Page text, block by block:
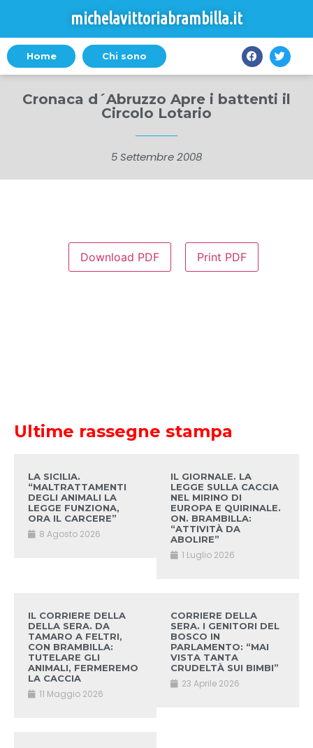
michelavittoriabrambilla.it
Home Chi sono
Cronaca d´Abruzzo Apre i battenti il
Circolo Lotario
5 Settembre 2008
Download PDF Print PDF
Ultime rassegne stampa
LA SICILIA.
“MALTRATTAMENTI
DEGLI ANIMALI LA
LEGGE FUNZIONA,
ORA IL CARCERE”
8 Agosto 2026
IL GIORNALE. LA
LEGGE SULLA CACCIA
NEL MIRINO DI
EUROPA E QUIRINALE.
ON. BRAMBILLA:
“ATTIVITÀ DA
ABOLIRE”
1 Luglio 2026
IL CORRIERE DELLA
DELLA SERA. DA
TAMARO A FELTRI,
CON BRAMBILLA:
TUTELARE GLI
ANIMALI, FERMEREMO
LA CACCIA
11 Maggio 2026
CORRIERE DELLA
SERA. I GENITORI DEL
BOSCO IN
PARLAMENTO: “MAI
VISTA TANTA
CRUDELTÀ SUI BIMBI”
23 Aprile 2026